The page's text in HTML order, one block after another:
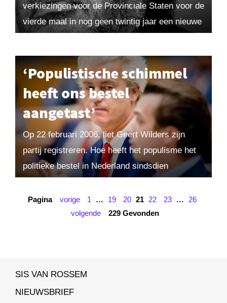
verkiezingen voor de Provinciale Staten voor de
vierde maal in nog geen twintig jaar een nieuwe
‘Populistische schimmel
heeft ons bestel
aangetast’
Op 22 februari 2006, liet Geert Wilders zijn
partij registreren. Hoe heeft het populisme het
politieke bestel in Nederland sindsdien
2016 heeft...
Pagina vorige 1 … 19 20 21 22 23 …
26
volgende
229 Gevonden
SIS VAN ROSSEM
NIEUWSBRIEF